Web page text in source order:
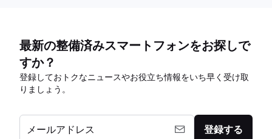
最新の整備済みスマートフォンをお探しで
すか？
登録しておトクなニュースやお役立ち情報をいち早く受け取
りましょう。
メールアドレス 登録する